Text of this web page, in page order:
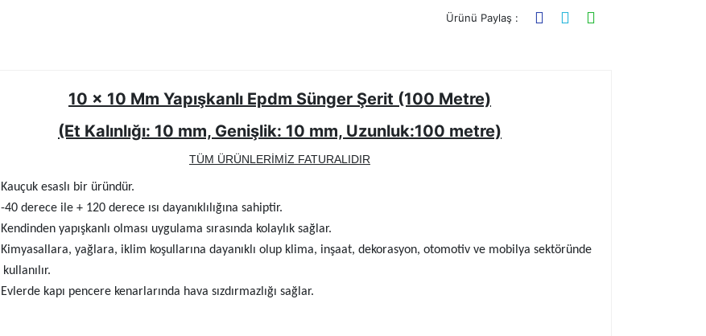
Ürünü Paylaş :
10 x 10 Mm Yapışkanlı Epdm Sünger Şerit (100 Metre)
(Et Kalınlığı: 10 mm, Genişlik: 10 mm, Uzunluk:100 metre)
TÜM ÜRÜNLERİMİZ FATURALIDIR
Kauçuk esaslı bir üründür.
-40 derece ile + 120 derece ısı dayanıklılığına sahiptir.
Kendinden yapışkanlı olması uygulama sırasında kolaylık sağlar.
Kimyasallara, yağlara, iklim koşullarına dayanıklı olup klima, inşaat, dekorasyon, otomotiv ve mobilya sektöründe
kullanılır.
Evlerde kapı pencere kenarlarında hava sızdırmazlığı sağlar.